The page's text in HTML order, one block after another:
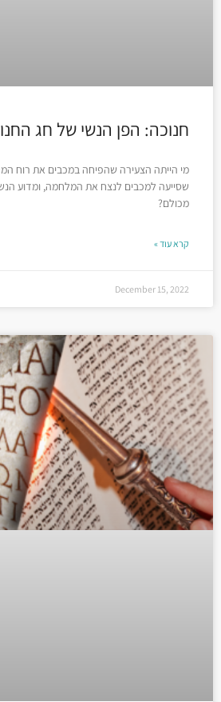
חנוכה: הפן הנשי של חג
מי הייתה הצעירה שהפיחה במכבים את רוח
שסייעה למכבים לנצח את המלחמה, ומדוע
מכולם?
קרא עוד »
December 15, 2022